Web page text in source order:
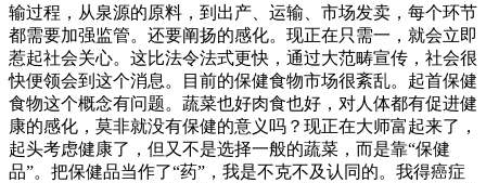
输过程，从泉源的原料，到出产、运输、市场发卖，每个环节
都需要加强监管。还要阐扬的感化。现正在只需一，就会立即
惹起社会关心。这比法令法式更快，通过大范畴宣传，社会很
快便领会到这个消息。目前的保健食物市场很紊乱。起首保健
食物这个概念有问题。蔬菜也好肉食也好，对人体都有促进健
康的感化，莫非就没有保健的意义吗？现正在大师富起来了，
起头考虑健康了，但又不是选择一般的蔬菜，而是靠“保健
品”。把保健品当作了“药”，我是不克不及认同的。我得癌症